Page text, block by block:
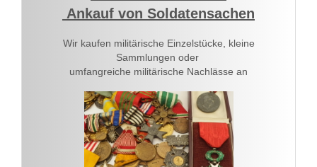
Ankauf von Soldatensachen
Wir kaufen militärische Einzelstücke, kleine
Sammlungen oder
umfangreiche militärische Nachlässe an